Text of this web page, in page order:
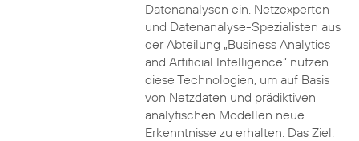
Datenanalysen ein. Netzexperten
und Datenanalyse-Spezialisten aus
der Abteilung „Business Analytics
and Artificial Intelligence“ nutzen
diese Technologien, um auf Basis
von Netzdaten und prädiktiven
analytischen Modellen neue
Erkenntnisse zu erhalten. Das Ziel: